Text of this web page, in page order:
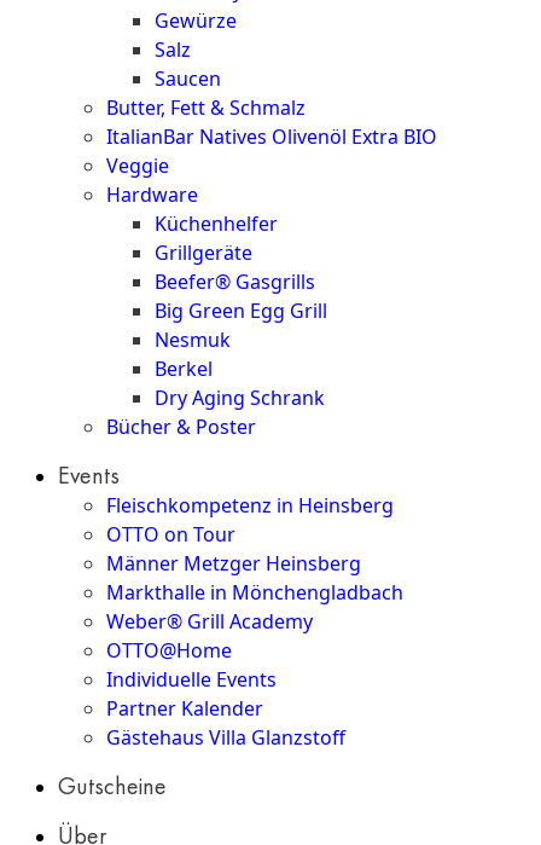
Gewürze
Salz
Saucen
Butter, Fett & Schmalz
ItalianBar Natives Olivenöl Extra BIO
Veggie
Hardware
Küchenhelfer
Grillgeräte
Beefer® Gasgrills
Big Green Egg Grill
Nesmuk
Berkel
Dry Aging Schrank
Bücher & Poster
Events
Fleischkompetenz in Heinsberg
OTTO on Tour
Männer Metzger Heinsberg
Markthalle in Mönchengladbach
Weber® Grill Academy
OTTO@Home
Individuelle Events
Partner Kalender
Gästehaus Villa Glanzstoff
Gutscheine
Über